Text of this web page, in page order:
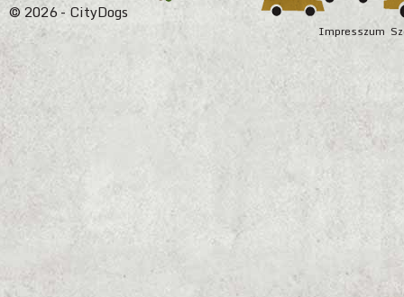
Impresszum
© 2026 - CityDogs